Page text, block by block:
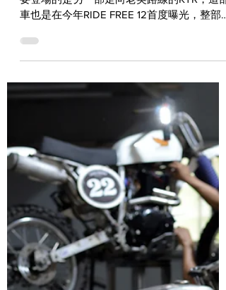
繼上一篇介紹過向BSA致敬的SR400後，本篇
要登場的是另一部走向老英路線的KTR，這部
車也是在今年RIDE FREE 12首度曝光，整部車
Dirt...